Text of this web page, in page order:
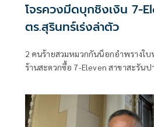
โจรควงมีดบุกชิงเงิน 7-
ตร.สุรินทร์เร่งล่าตัว
2 คนร้ายสวมหมวกกันน็อกอำพรางใ
ร้านสะดวกซื้อ 7-Eleven สาขาสะรันป
หลบหนี